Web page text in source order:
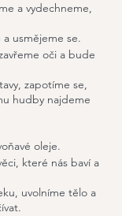
a vydechneme,
usmějeme se.
oči a bude
zapotíme se,
hudby najdeme
oleje.
které nás baví a
uvolníme tělo a